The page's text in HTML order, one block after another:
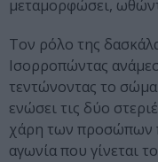
μεταμορφώσει,
Τον ρόλο της
Ισορροπώντας
τεντώνοντας το
ενώσει τις δύο
χάρη των προσώπων
αγωνία που γίνεται